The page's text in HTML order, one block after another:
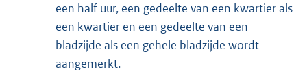
een half uur, een gedeelte van een kwartier als
een kwartier en een gedeelte van een
bladzijde als een gehele bladzijde wordt
aangemerkt.